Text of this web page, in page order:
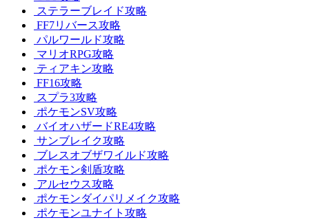
ステラーブレイド攻略
FF7リバース攻略
パルワールド攻略
マリオRPG攻略
ティアキン攻略
FF16攻略
スプラ3攻略
ポケモンSV攻略
バイオハザードRE4攻略
サンブレイク攻略
ブレスオブザワイルド攻略
ポケモン剣盾攻略
アルセウス攻略
ポケモンダイパリメイク攻略
ポケモンユナイト攻略